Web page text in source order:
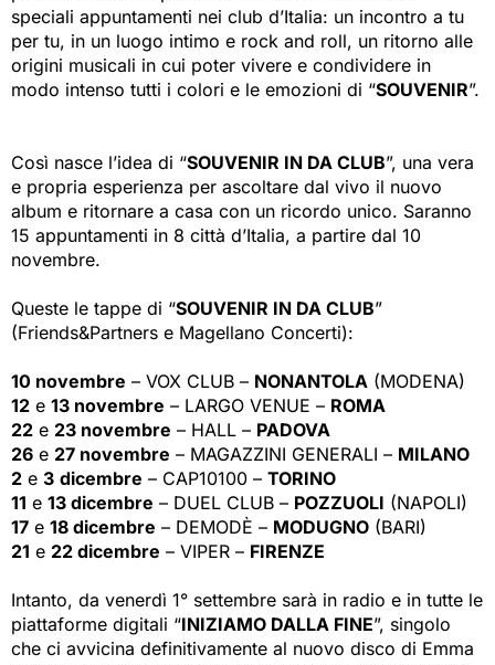
speciali appuntamenti nei club d’Italia: un incontro a tu
per tu, in un luogo intimo e rock and roll, un ritorno alle
origini musicali in cui poter vivere e condividere in
modo intenso tutti i colori e le emozioni di “SOUVENIR”.
Così nasce l’idea di “SOUVENIR IN DA CLUB”, una vera
e propria esperienza per ascoltare dal vivo il nuovo
album e ritornare a casa con un ricordo unico. Saranno
15 appuntamenti in 8 città d’Italia, a partire dal 10
novembre.
Queste le tappe di “SOUVENIR IN DA CLUB”
(Friends&Partners e Magellano Concerti):
10 novembre – VOX CLUB – NONANTOLA (MODENA)
12 e 13 novembre – LARGO VENUE – ROMA
22 e 23 novembre – HALL – PADOVA
26 e 27 novembre – MAGAZZINI GENERALI – MILANO
2 e 3 dicembre – CAP10100 – TORINO
11 e 13 dicembre – DUEL CLUB – POZZUOLI (NAPOLI)
17 e 18 dicembre – DEMODÈ – MODUGNO (BARI)
21 e 22 dicembre – VIPER – FIRENZE
Intanto, da venerdì 1° settembre sarà in radio e in tutte le
piattaforme digitali “INIZIAMO DALLA FINE”, singolo
che ci avvicina definitivamente al nuovo disco di Emma